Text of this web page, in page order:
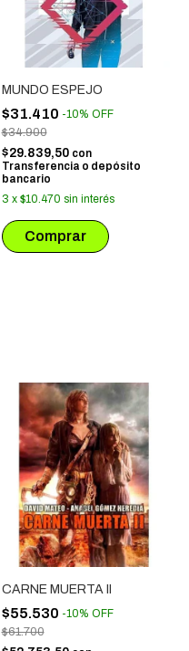
MUNDO ESPEJO
$31.410 -10% OFF
$34.900
$29.839,50 con
Transferencia o depósito
bancario
3 x $10.470 sin interés
CARNE MUERTA II
$55.530 -10% OFF
$61.700